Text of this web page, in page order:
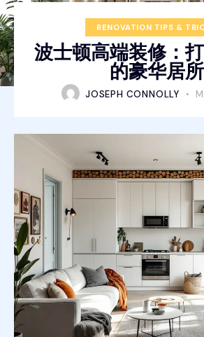
RENOVATION TIPS &
波士顿高端装修：
的豪华居所
JOSEPH CONNOLLY